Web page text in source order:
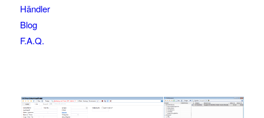
Händler
Blog
F.A.Q.